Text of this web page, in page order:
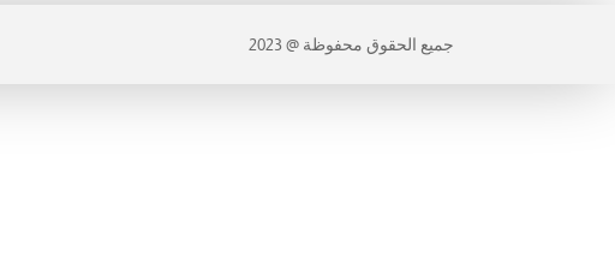
جميع الحقوق محفوظة @ 2023